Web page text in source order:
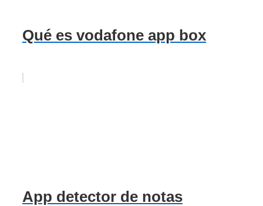
Qué es vodafone app box
App detector de notas